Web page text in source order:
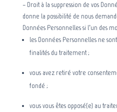
– Droit à la suppression de vos
donne la possibilité de nous
Données Personnelles si l’un des
les Données Personnelles ne
finalités du traitement ;
vous avez retiré votre
fondé ;
vous vous êtes opposé(e) au